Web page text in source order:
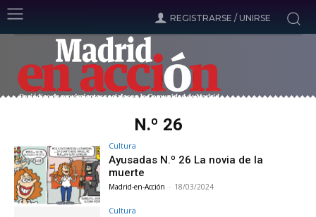
REGISTRARSE / UNIRSE
N.º 26
Cultura
Ayusadas N.º 26 La novia de la
muerte
Madrid-en-Acción - 18/03/2024
Cultura